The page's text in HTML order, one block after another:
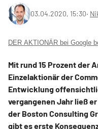
03.04.2020, 15:30‧
DER AKTIONÄR bei Google
Mit rund 15 Prozent der
Einzelaktionär der
Entwicklung
vergangenen Jahr ließ
der Boston Consulting
gibt es erste